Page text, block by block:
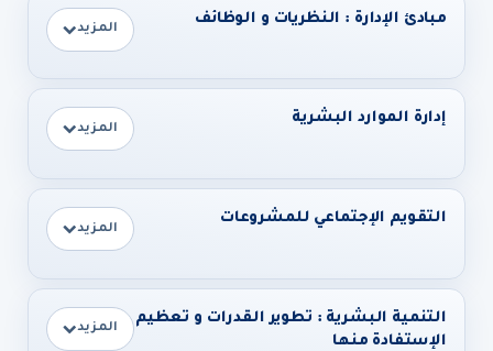
مبادئ الإدارة : النظريات و الوظائف
المزيد
إدارة الموارد البشرية
المزيد
التقويم الإجتماعي للمشروعات
المزيد
التنمية البشرية : تطوير القدرات و تعظيم
الإستفادة منها
المزيد